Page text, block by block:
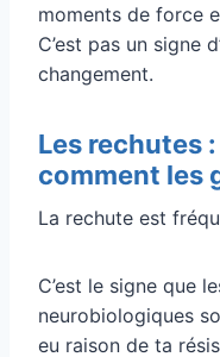
moments de force
C’est pas un signe
changement.
Les rechutes
comment les
La rechute est
C’est le signe que
neurobiologiques
eu raison de ta